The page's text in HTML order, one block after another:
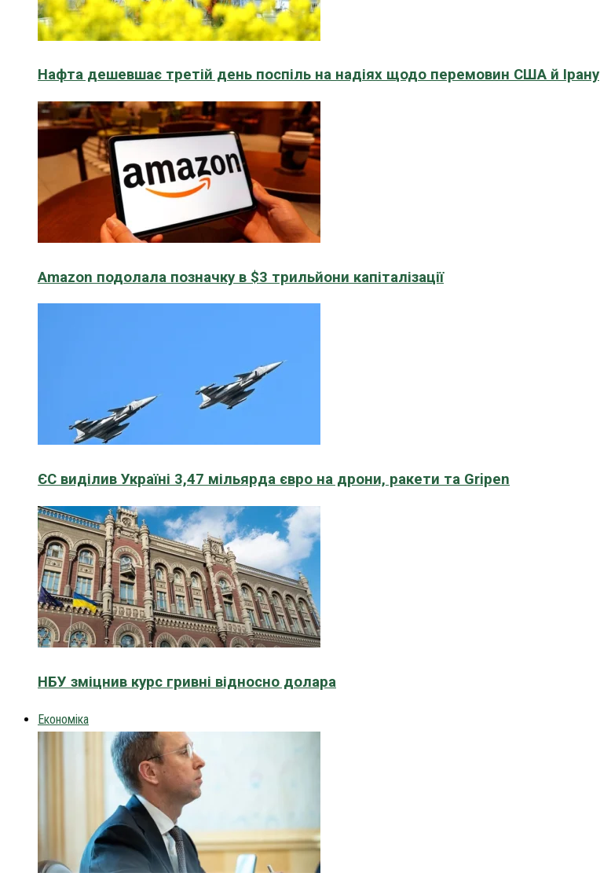
Нафта дешевшає третій день поспіль на надіях щодо перемовин США й Ірану
Amazon подолала позначку в $3 трильйони капіталізації
ЄС виділив Україні 3,47 мільярда євро на дрони, ракети та Gripen
НБУ зміцнив курс гривні відносно долара
Економіка